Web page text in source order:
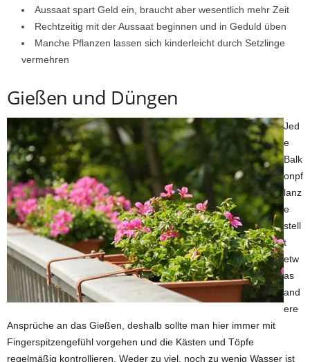
Aussaat spart Geld ein, braucht aber wesentlich mehr Zeit
Rechtzeitig mit der Aussaat beginnen und in Geduld üben
Manche Pflanzen lassen sich kinderleicht durch Setzlinge
vermehren
Gießen und Düngen
Jed
e
Balk
onpf
lanz
e
stell
t
etw
as
and
ere
Ansprüche an das Gießen, deshalb sollte man hier immer mit
Fingerspitzengefühl vorgehen und die Kästen und Töpfe
regelmäßig kontrollieren. Weder zu viel, noch zu wenig Wasser ist